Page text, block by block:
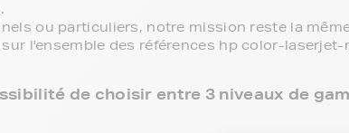
ou particuliers, notre mission reste la
l'ensemble des références hp color-laserjet-
de choisir entre 3 niveaux de